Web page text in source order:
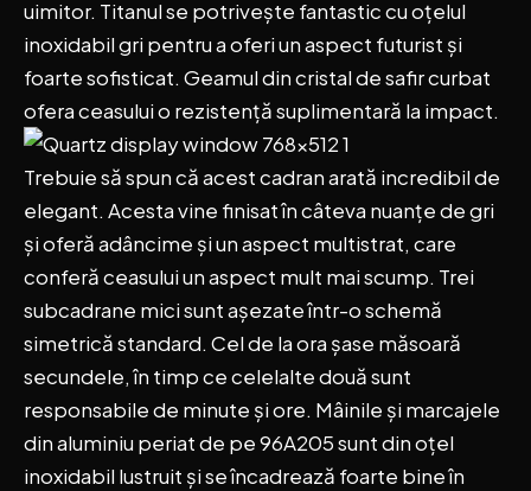
uimitor. Titanul se potrivește fantastic cu oțelul
inoxidabil gri pentru a oferi un aspect futurist și
foarte sofisticat. Geamul din cristal de safir curbat
ofera ceasului o rezistență suplimentară la impact.
Trebuie să spun că acest cadran arată incredibil de
elegant. Acesta vine finisat în câteva nuanțe de gri
și oferă adâncime și un aspect multistrat, care
conferă ceasului un aspect mult mai scump. Trei
subcadrane mici sunt așezate într-o schemă
simetrică standard. Cel de la ora șase măsoară
secundele, în timp ce celelalte două sunt
responsabile de minute și ore. Mâinile și marcajele
din aluminiu periat de pe 96A205 sunt din oțel
inoxidabil lustruit și se încadrează foarte bine în